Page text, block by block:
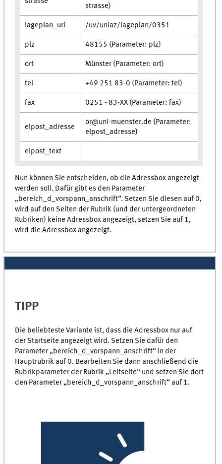
strasse)
lageplan_uri /uv/uniaz/lageplan/0351
plz 48155 (Parameter: plz)
ort Münster (Parameter: ort)
tel +49 251 83-0 (Parameter: tel)
fax 0251 - 83-XX (Parameter: fax)
elpost_adresse
or@uni-muenster.de (Parameter:
elpost_adresse)
elpost_text
Nun können Sie entscheiden, ob die Adressbox angezeigt
werden soll. Dafür gibt es den Parameter
„bereich_d_vorspann_anschrift“. Setzen Sie diesen auf 0,
wird auf den Seiten der Rubrik (und der untergeordneten
Rubriken) keine Adressbox angezeigt, setzen Sie auf 1,
wird die Adressbox angezeigt.
TIPP
Die beliebteste Variante ist, dass die Adressbox nur auf
der Startseite angezeigt wird. Setzen Sie dafür den
Parameter „bereich_d_vorspann_anschrift“ in der
Hauptrubrik auf 0. Bearbeiten Sie dann anschließend die
Rubrikparameter der Rubrik „Leitseite“ und setzen Sie dort
den Parameter „bereich_d_vorspann_anschrift“ auf 1.